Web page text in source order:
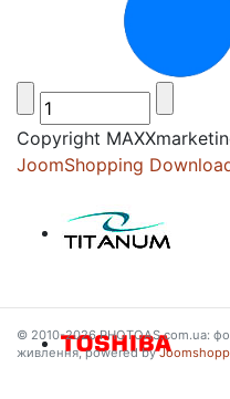
Copyright
JoomShopping
© 2010-2026 PHOTOAS.com.ua:
живлення, powered by